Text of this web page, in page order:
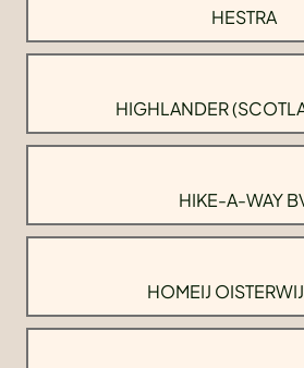
HESTRA
HIGHLANDER
HIKE-A-WAY
HOMEIJ